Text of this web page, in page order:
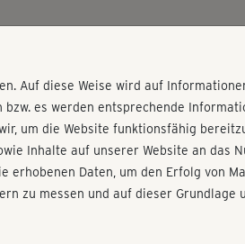
Fragen,
Auf diese Weise wird auf
es werden entsprechende
um die Website funktionsfähig
Inhalte auf unserer Website an das
erhobenen Daten, um den Erfolg von
zu messen und auf dieser Grundlage